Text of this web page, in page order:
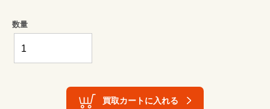
数量
買取カートに入れる